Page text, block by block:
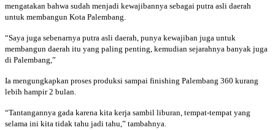
mengatakan bahwa sudah menjadi kewajibannya sebagai putra asli daerah
untuk membangun Kota Palembang.
“Saya juga sebenarnya putra asli daerah, punya kewajiban juga untuk
membangun daerah itu yang paling penting, kemudian sejarahnya banyak juga
di Palembang,”
Ia mengungkapkan proses produksi sampai finishing Palembang 360 kurang
lebih hampir 2 bulan.
“Tantangannya gada karena kita kerja sambil liburan, tempat-tempat yang
selama ini kita tidak tahu jadi tahu,” tambahnya.